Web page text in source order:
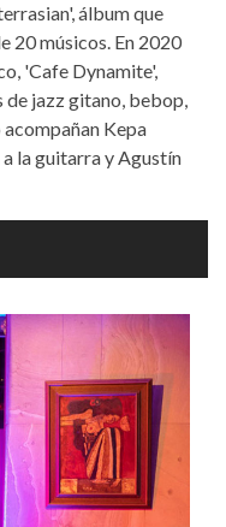
álbum que
20 músicos. En 2020
'Cafe Dynamite',
de jazz gitano, bebop,
Kepa
la guitarra y Agustín